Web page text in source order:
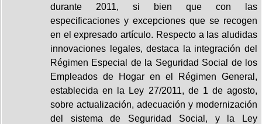
durante 2011, si bien que con las
especificaciones y excepciones que se recogen
en el expresado artículo. Respecto a las aludidas
innovaciones legales, destaca la integración del
Régimen Especial de la Seguridad Social de los
Empleados de Hogar en el Régimen General,
establecida en la Ley 27/2011, de 1 de agosto,
sobre actualización, adecuación y modernización
del sistema de Seguridad Social, y la Ley